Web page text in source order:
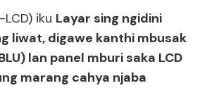
iku Layar sing ngidini
liwat, digawe kanthi mbusak
lan panel mburi saka LCD
marang cahya njaba